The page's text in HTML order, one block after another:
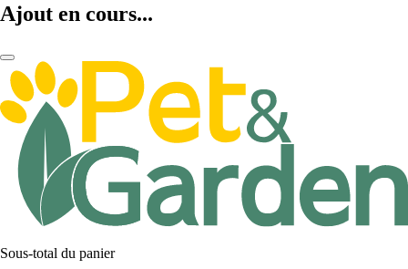
Ajout en cours...
Sous-total du panier